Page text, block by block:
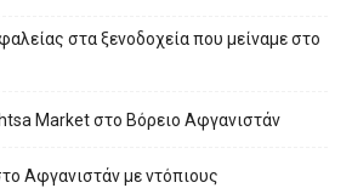
στα ξενοδοχεία που μείναμε στο
Market στο Βόρειο Αφγανιστάν
Αφγανιστάν με ντόπιους